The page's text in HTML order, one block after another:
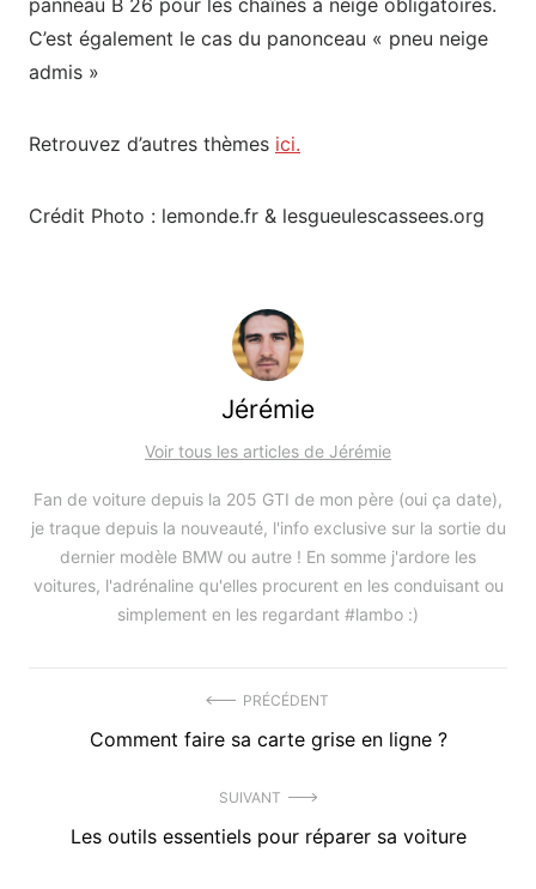
panneau B 26 pour les chaînes à neige obligatoires.
C’est également le cas du panonceau « pneu neige
admis »
Retrouvez d’autres thèmes ici.
Crédit Photo : lemonde.fr & lesgueulescassees.org
Jérémie
Voir tous les articles de Jérémie
Fan de voiture depuis la 205 GTI de mon père (oui ça date),
je traque depuis la nouveauté, l'info exclusive sur la sortie du
dernier modèle BMW ou autre ! En somme j'ardore les
voitures, l'adrénaline qu'elles procurent en les conduisant ou
simplement en les regardant #lambo :)
PRÉCÉDENT
Précédent
Comment faire sa carte grise en ligne ?
SUIVANT
Article
Les outils essentiels pour réparer sa voiture